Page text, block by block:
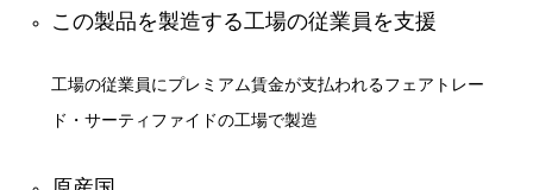
この製品を製造する工場の従業員を支援
工場の従業員にプレミアム賃金が支払われるフェアトレー
ド・サーティファイドの工場で製造